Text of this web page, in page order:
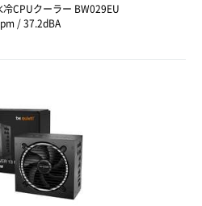
CPUクーラー BW029EU
/ 37.2dBA